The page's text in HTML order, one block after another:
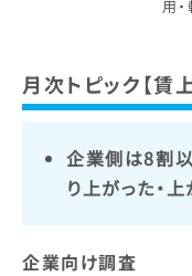
用
月次トピック【賃
企業側は8割
り上がった・
企業向け調査